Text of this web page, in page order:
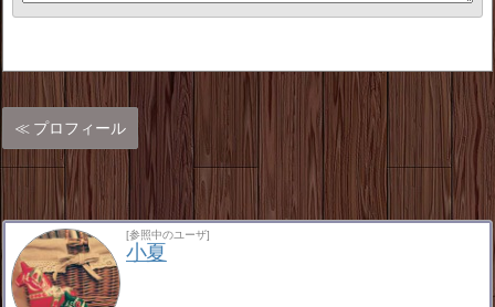
プロフィール
[参照中のユーザ]
小夏